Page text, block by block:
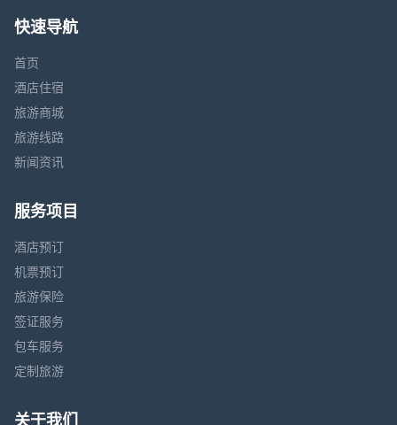
快速导航
首页
酒店住宿
旅游商城
旅游线路
新闻资讯
服务项目
酒店预订
机票预订
旅游保险
签证服务
包车服务
定制旅游
关于我们